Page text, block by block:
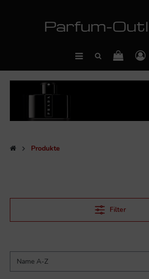
Produkte
Filter